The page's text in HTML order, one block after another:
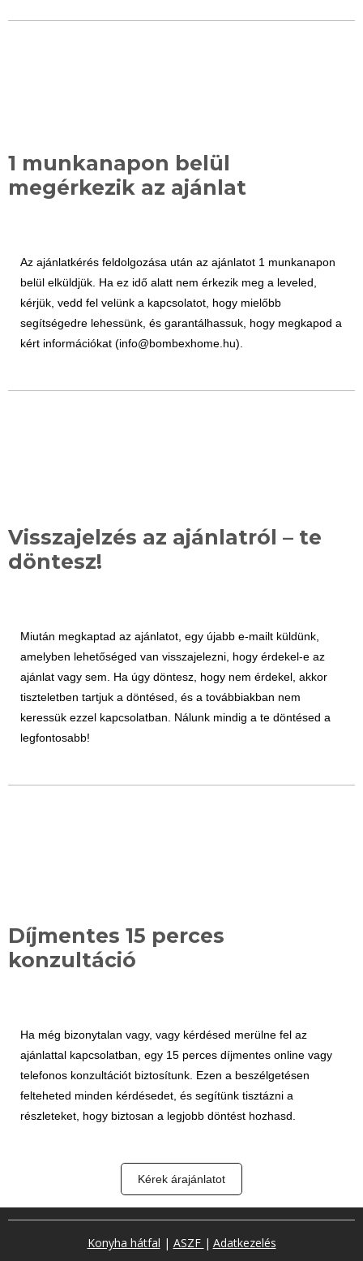
1 munkanapon belül
megérkezik az ajánlat
Az ajánlatkérés feldolgozása után az ajánlatot 1 munkanapon
belül elküldjük. Ha ez idő alatt nem érkezik meg a leveled,
kérjük, vedd fel velünk a kapcsolatot, hogy mielőbb
segítségedre lehessünk, és garantálhassuk, hogy megkapod a
kért információkat (info@bombexhome.hu).
Visszajelzés az ajánlatról – te
döntesz!
Miután megkaptad az ajánlatot, egy újabb e-mailt küldünk,
amelyben lehetőséged van visszajelezni, hogy érdekel-e az
ajánlat vagy sem. Ha úgy döntesz, hogy nem érdekel, akkor
tiszteletben tartjuk a döntésed, és a továbbiakban nem
keressük ezzel kapcsolatban. Nálunk mindig a te döntésed a
legfontosabb!
Díjmentes 15 perces
konzultáció
Ha még bizonytalan vagy, vagy kérdésed merülne fel az
ajánlattal kapcsolatban, egy 15 perces díjmentes online vagy
telefonos konzultációt biztosítunk. Ezen a beszélgetésen
felteheted minden kérdésedet, és segítünk tisztázni a
részleteket, hogy biztosan a legjobb döntést hozhasd.
Kérek árajánlatot
Konyha hátfal | ASZF | Adatkezelés